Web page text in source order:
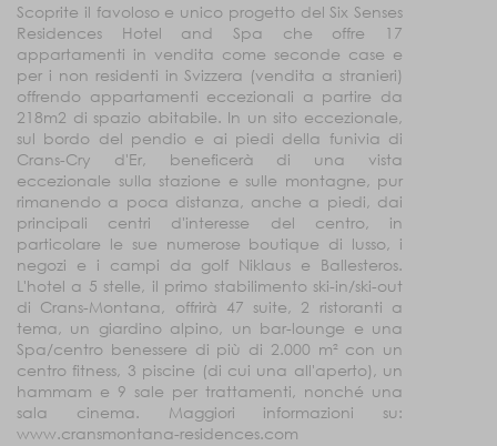
Scoprite il favoloso e unico progetto del Six Senses
Residences Hotel and Spa che offre 17
appartamenti in vendita come seconde case e
per i non residenti in Svizzera (vendita a stranieri)
offrendo appartamenti eccezionali a partire da
218m2 di spazio abitabile. In un sito eccezionale,
sul bordo del pendio e ai piedi della funivia di
Crans-Cry d'Er, beneficerà di una vista
eccezionale sulla stazione e sulle montagne, pur
rimanendo a poca distanza, anche a piedi, dai
principali centri d'interesse del centro, in
particolare le sue numerose boutique di lusso, i
negozi e i campi da golf Niklaus e Ballesteros.
L'hotel a 5 stelle, il primo stabilimento ski-in/ski-out
di Crans-Montana, offrirà 47 suite, 2 ristoranti a
tema, un giardino alpino, un bar-lounge e una
Spa/centro benessere di più di 2.000 m² con un
centro fitness, 3 piscine (di cui una all'aperto), un
hammam e 9 sale per trattamenti, nonché una
sala cinema. Maggiori informazioni su:
www.cransmontana-residences.com